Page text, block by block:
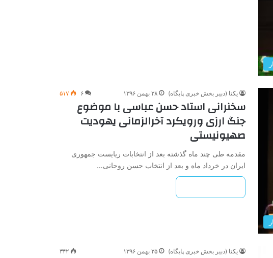
یکتا (دبیر بخش خبری پایگاه) ۲۸ بهمن ۱۳۹۶ ۶ ۵۱۷
سخنرانی استاد حسن عباسی با موضوع
جنگ ارزی ورویکرد آخرالزمانی یهودیت
صهیونیستی
مقدمه طی چند ماه گذشته بعد از انتخابات ریایست جمهوری
ایران در خرداد ماه و بعد از انتخاب حسن روحانی…
یکتا (دبیر بخش خبری پایگاه) ۲۵ بهمن ۱۳۹۶ ۳۴۲